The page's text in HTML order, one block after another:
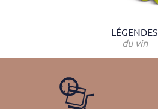
LÉGENDES
du vin